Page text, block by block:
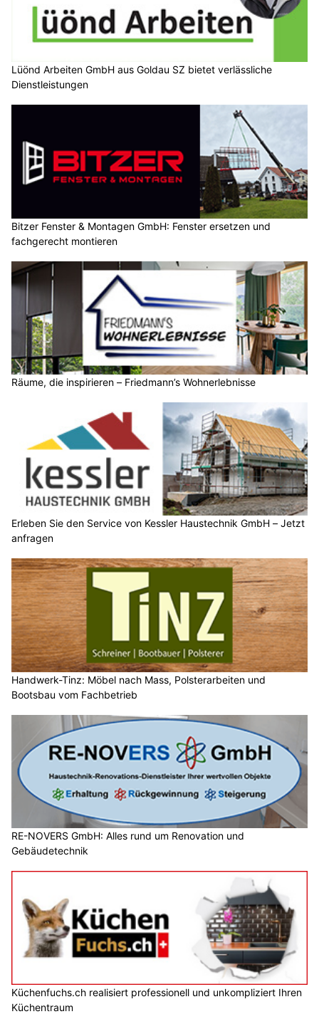
Lüönd Arbeiten GmbH aus Goldau SZ bietet verlässliche
Dienstleistungen
Bitzer Fenster & Montagen GmbH: Fenster ersetzen und
fachgerecht montieren
Räume, die inspirieren – Friedmann’s Wohnerlebnisse
Erleben Sie den Service von Kessler Haustechnik GmbH – Jetzt
anfragen
Handwerk-Tinz: Möbel nach Mass, Polsterarbeiten und
Bootsbau vom Fachbetrieb
RE-NOVERS GmbH: Alles rund um Renovation und
Gebäudetechnik
Küchenfuchs.ch realisiert professionell und unkompliziert Ihren
Küchentraum